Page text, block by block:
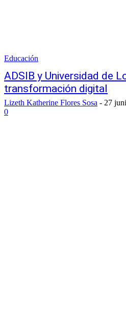
Educación
ADSIB y Universidad de
transformación digital
Lizeth Katherine Flores Sosa - 27
0